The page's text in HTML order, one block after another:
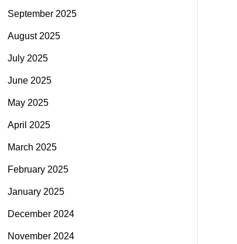
September 2025
August 2025
July 2025
June 2025
May 2025
April 2025
March 2025
February 2025
January 2025
December 2024
November 2024